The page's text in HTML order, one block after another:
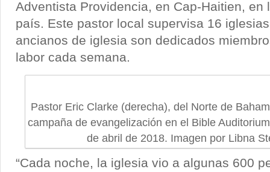
Adventista Providencia, en Cap-Haitien, en
país. Este pastor local supervisa 16
ancianos de iglesia son dedicados
labor cada semana.
Pastor Eric Clarke (derecha), del Norte de
campaña de evangelización en el Bible
de abril de 2018. Imagen por Libna
“Cada noche, la iglesia vio a algunas 600